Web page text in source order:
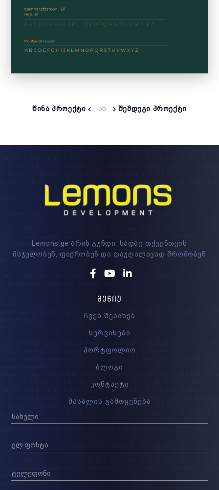
ᲬᲘᲜᲐ ᲞᲠᲝᲔᲥᲢᲘ ᲐᲜ ᲨᲔᲛᲓᲔᲒᲘ ᲞᲠᲝᲔᲥᲢᲘ
Lemons.ge არის გუნდი, სადაც თქვენთვის
მსჯელობენ, ფიქრობენ და დაუღალავად შრომობენ
ᲛᲔᲜᲘᲣ
ჩვენ შესახებ
სერვისები
პორტფოლიო
ბლოგი
კონტაქტი
მასალის გამოყენება